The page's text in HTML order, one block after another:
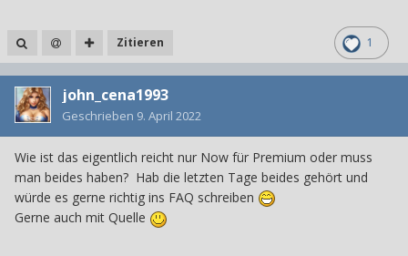
1
Zitieren
john_cena1993
Geschrieben 9. April 2022
Wie ist das eigentlich reicht nur Now für Premium oder muss
man beides haben? Hab die letzten Tage beides gehört und
würde es gerne richtig ins FAQ schreiben
Gerne auch mit Quelle